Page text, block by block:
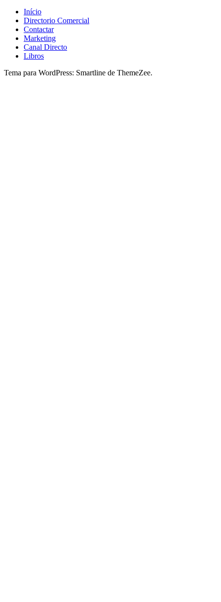
Início
Directorio Comercial
Contactar
Marketing
Canal Directo
Libros
Tema para WordPress: Smartline de ThemeZee.